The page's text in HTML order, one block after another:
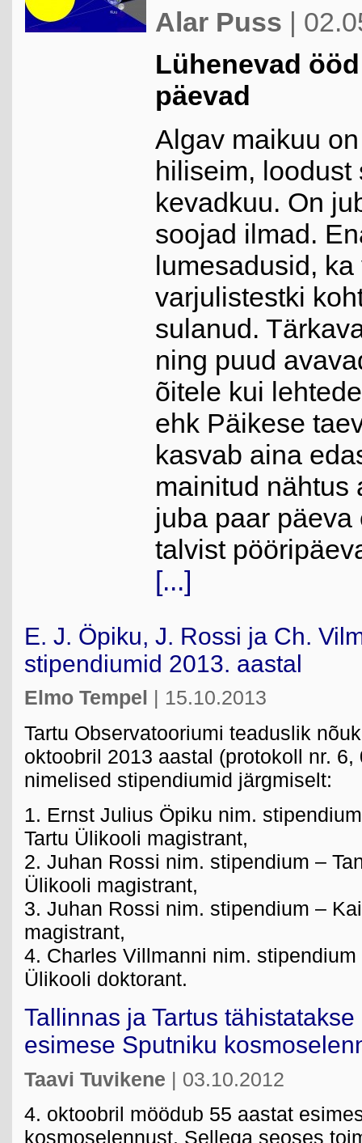
Alar Puss |
Lühenevad
päevad
Algav maikuu
hiliseim, loodust
kevadkuu. On
soojad ilmad.
lumesadusid,
varjulistestki
sulanud.
ning puud
õitele kui
ehk Päikese
kasvab aina
mainitud nähtus
juba paar
talvist
[...]
E. J. Öpiku, J. Rossi ja Ch.
stipendiumid 2013. aastal
Elmo Tempel
| 15.10.2013
Tartu Observatooriumi teaduslik
oktoobril 2013 aastal (protokoll nr.
nimelised stipendiumid järgmiselt:
1. Ernst Julius Öpiku nim.
Tartu Ülikooli magistrant,
2. Juhan Rossi nim. stipendium –
Ülikooli magistrant,
3. Juhan Rossi nim. stipendium –
magistrant,
4. Charles Villmanni nim.
Ülikooli doktorant.
Tallinnas ja Tartus
esimese Sputniku
Taavi Tuvikene | 03.10.2012
4. oktoobril möödub 55 aastat
kosmoselennust. Sellega seoses